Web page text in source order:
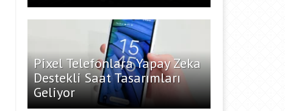
Pixel Telefonlara Yapay Zeka
Destekli Saat Tasarımları
Geliyor